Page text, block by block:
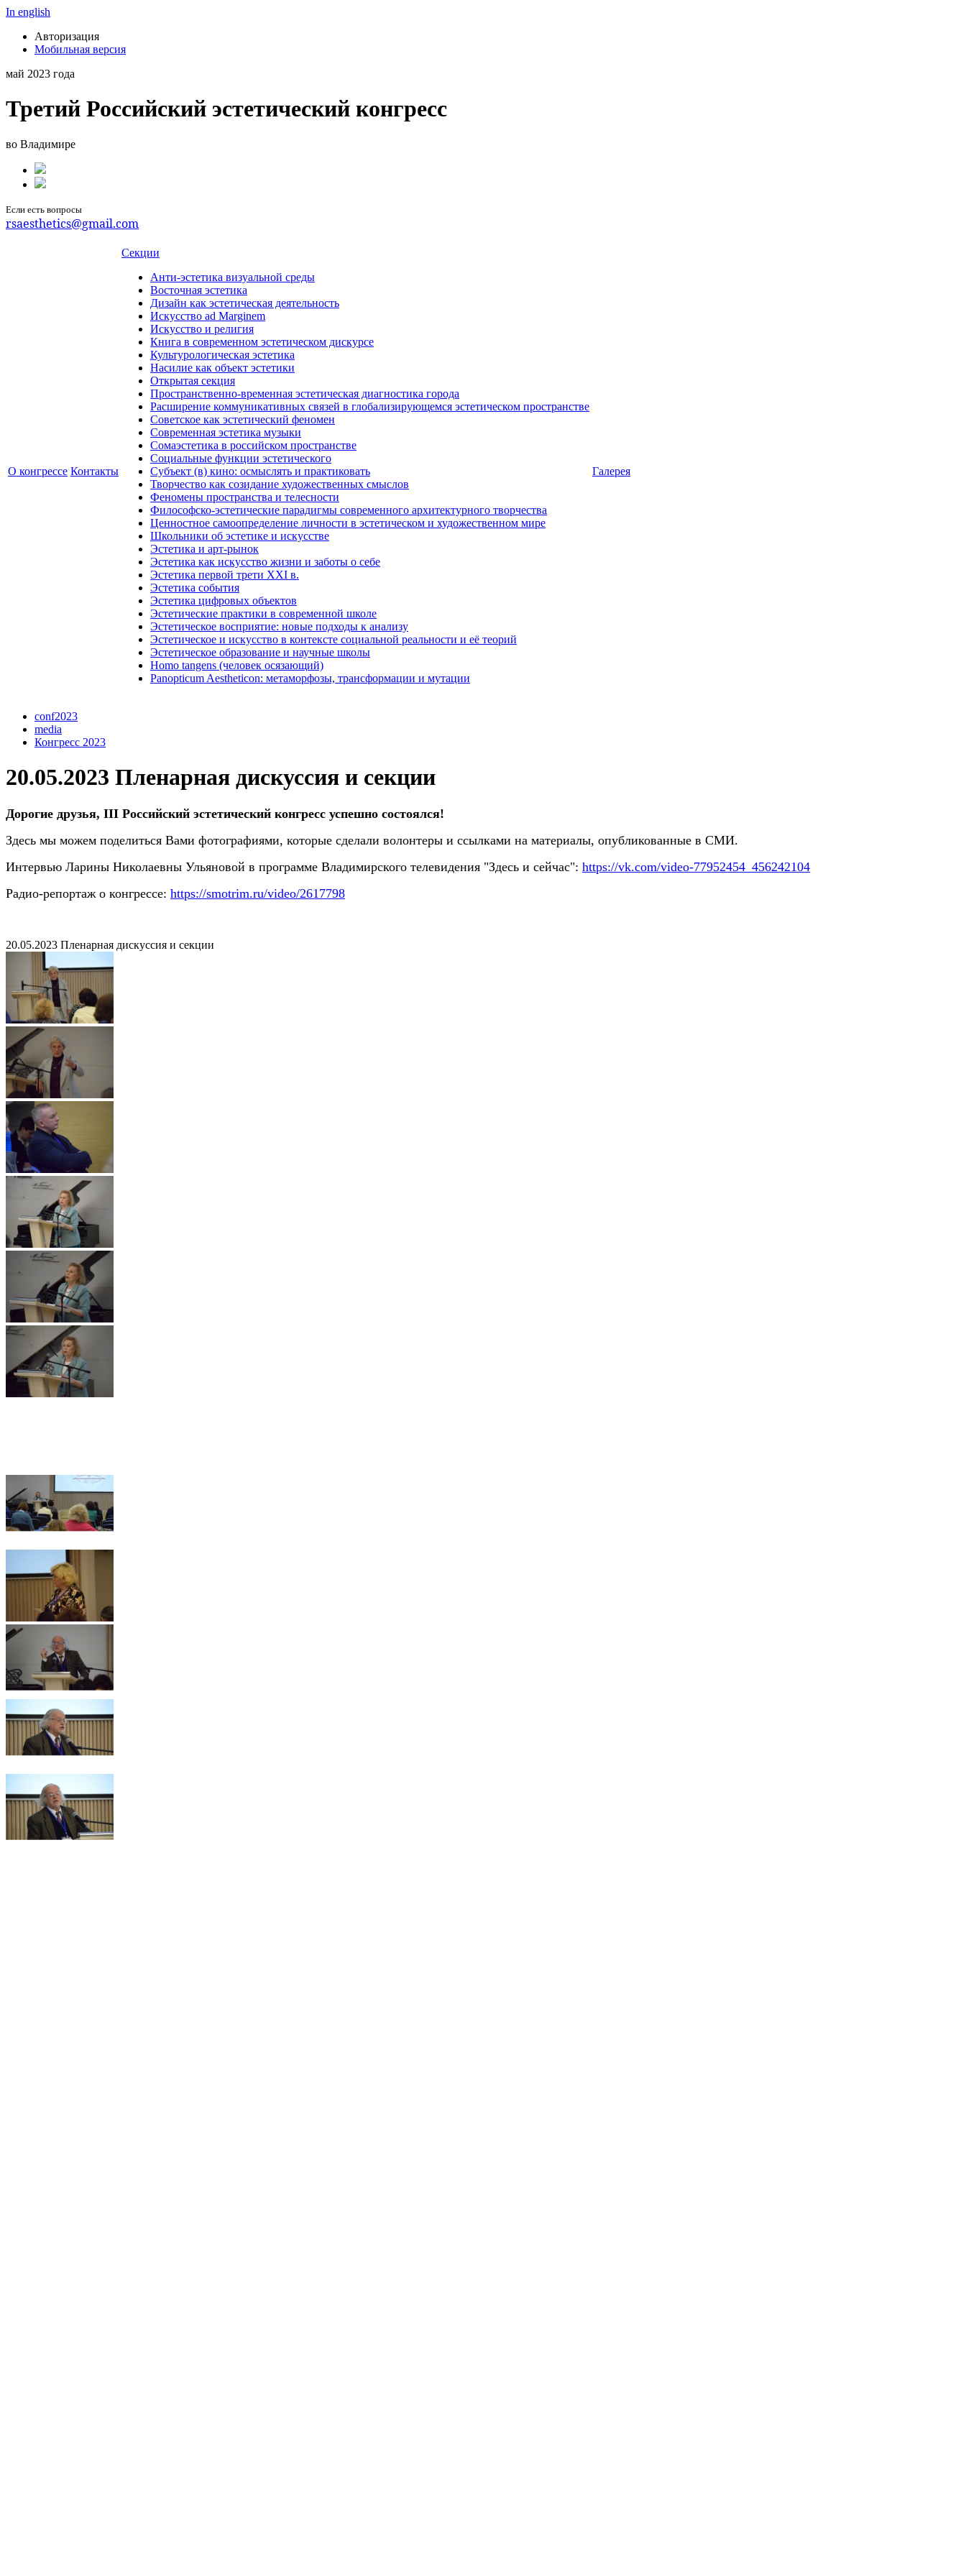
In english
Авторизация
Мобильная версия
май 2023 года
Третий Российский эстетический конгресс
во Владимире
Если есть вопросы
rsaesthetics@gmail.com
О конгрессе Контакты
Секции
Анти-эстетика визуальной среды
Восточная эстетика
Дизайн как эстетическая деятельность
Искусство ad Marginem
Искусство и религия
Книга в современном эстетическом дискурсе
Культурологическая эстетика
Насилие как объект эстетики
Открытая секция
Пространственно-временная эстетическая диагностика города
Расширение коммуникативных связей в глобализирующемся эстетическом пространстве
Советское как эстетический феномен
Современная эстетика музыки
Сомаэстетика в российском пространстве
Социальные функции эстетического
Субъект (в) кино: осмыслять и практиковать
Творчество как созидание художественных смыслов
Феномены пространства и телесности
Философско-эстетические парадигмы современного архитектурного творчества
Ценностное самоопределение личности в эстетическом и художественном мире
Школьники об эстетике и искусстве
Эстетика и арт-рынок
Эстетика как искусство жизни и заботы о себе
Эстетика первой трети XXI в.
Эстетика события
Эстетика цифровых объектов
Эстетические практики в современной школе
Эстетическое восприятие: новые подходы к анализу
Эстетическое и искусство в контексте социальной реальности и её теорий
Эстетическое образование и научные школы
Homo tangens (человек осязающий)
Panopticum Aestheticon: метаморфозы, трансформации и мутации
Галерея
conf2023
media
Конгресс 2023
20.05.2023 Пленарная дискуссия и секции
Дорогие друзья, III Российский эстетический конгресс успешно состоялся!
Здесь мы можем поделиться Вами фотографиями, которые сделали волонтеры и ссылками на материалы, опубликованные в СМИ.
Интервью Ларины Николаевны Ульяновой в программе Владимирского телевидения "Здесь и сейчас": https://vk.com/video-77952454_ 456242104
Радио-репортаж о конгрессе: https://smotrim.ru/video/2617798
20.05.2023 Пленарная дискуссия и секции